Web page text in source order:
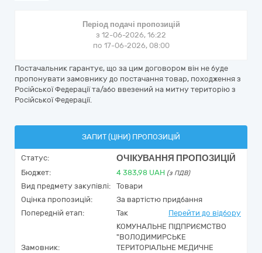
Період подачі пропозицій
з 12-06-2026, 16:22
по 17-06-2026, 08:00
Постачальник гарантує, що за цим договором він не буде
пропонувати замовнику до постачання товар, походження з
Російської Федерації та/або ввезений на митну територію з
Російської Федерації.
ЗАПИТ (ЦІНИ) ПРОПОЗИЦІЙ
Статус: ОЧІКУВАННЯ ПРОПОЗИЦІЙ
Бюджет: 4 383,98 UAH (з ПДВ)
Вид предмету закупівлі:
Товари
Оцінка пропозицій:
За вартістю придбання
Попередній етап:
Так Перейти до відбору
Замовник:
КОМУНАЛЬНЕ ПІДПРИЄМСТВО
"ВОЛОДИМИРСЬКЕ
ТЕРИТОРІАЛЬНЕ МЕДИЧНЕ